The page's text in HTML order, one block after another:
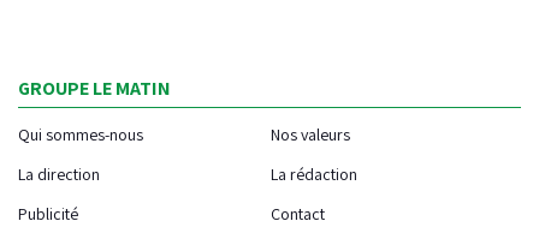
GROUPE LE MATIN
Qui sommes-nous
Nos valeurs
La direction
La rédaction
Publicité
Contact